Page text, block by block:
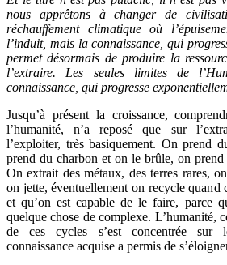
nous apprêtons à changer de
réchauffement climatique où
l’induit, mais la connaissance, qui
permet désormais de produire la
l’extraire. Les seules limites de
connaissance, qui progresse
Jusqu’à présent la croissance,
l’humanité, n’a reposé que sur
l’exploiter, très basiquement. On prend
prend du charbon et on le brûle, on
On extrait des métaux, des terres rares,
on jette, éventuellement on recycle quand
et qu’on est capable de le faire, parce
quelque chose de complexe. L’humanité,
de ces cycles s’est concentrée sur
connaissance acquise a permis de